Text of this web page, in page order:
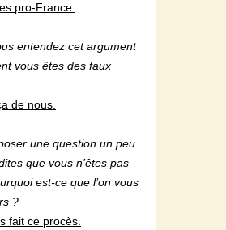
pro-France.
entendez cet argument
vous êtes des faux
de nous.
une question un peu
que vous n’êtes pas
est-ce que l’on vous
?
fait ce procès.